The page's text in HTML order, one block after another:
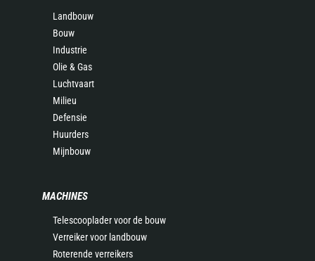
Landbouw
Bouw
Industrie
Olie & Gas
Luchtvaart
Milieu
Defensie
Huurders
Mijnbouw
MACHINES
Telescooplader voor de bouw
Verreiker voor landbouw
Roterende verreikers